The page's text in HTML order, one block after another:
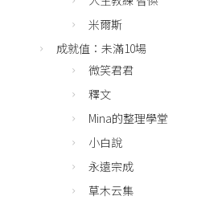
米爾斯
成就值：未滿10場
微笑君君
釋文
Mina的整理學堂
小白說
永遠宗成
草木云集